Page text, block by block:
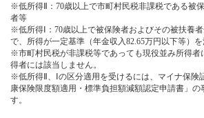
※低所得Ⅱ：70歳以上で市町村民税非課税である被
者等
※低所得Ⅰ：70歳以上で被保険者およびその被扶養
で、所得が一定基準（年金収入82.65万円以下等）
※市町村民税が非課税等であっても現役並み所得者
得者には該当しません。
※低所得Ⅱ、Ⅰの区分適用を受けるには、マイナ保険
康保険限度額適用・標準負担額減額認定申請書」の
す。